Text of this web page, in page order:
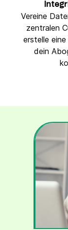
Vereine
zentralen
erstelle
dein